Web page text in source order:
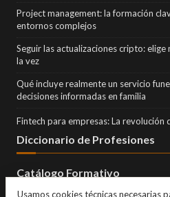
Project management: la formación
entornos complejos
Seguir las actualizaciones cripto:
la vez
Qué incluye realmente un servicio
decisiones informadas en familia
Fintech para empresas: La revolución
Diccionario de Profesiones
Catálogo Formativo
Usamos cookies técnicas necesarias